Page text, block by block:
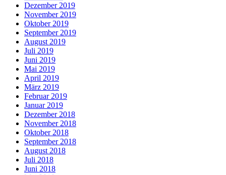
Dezember 2019
November 2019
Oktober 2019
September 2019
August 2019
Juli 2019
Juni 2019
Mai 2019
April 2019
März 2019
Februar 2019
Januar 2019
Dezember 2018
November 2018
Oktober 2018
September 2018
August 2018
Juli 2018
Juni 2018